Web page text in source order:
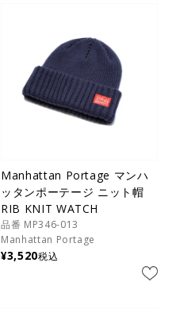
Manhattan Portage マンハ
ッタンポーテージ ニット帽
RIB KNIT WATCH
品番 MP346-013
Manhattan Portage
¥3,520税込